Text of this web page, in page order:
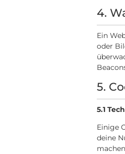
4.
Ein
oder
5.
5.1
Einige
deine